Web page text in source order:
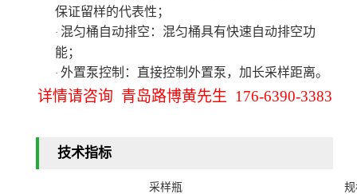
保证留样的代表性；
· 混匀桶自动排空：混匀桶具有快速自动排空功
能；
· 外置泵控制：直接控制外置泵，加长采样距离。
详情请咨询 青岛路博黄先生 176-6390-3383
技术指标
采样瓶
规